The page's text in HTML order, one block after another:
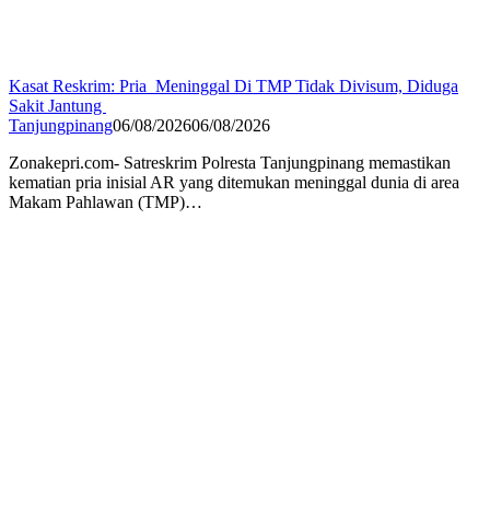
Kasat Reskrim: Pria Meninggal Di TMP Tidak Divisum, Diduga
Sakit Jantung
Tanjungpinang06/08/202606/08/2026
Zonakepri.com- Satreskrim Polresta Tanjungpinang memastikan
kematian pria inisial AR yang ditemukan meninggal dunia di area
Makam Pahlawan (TMP)…